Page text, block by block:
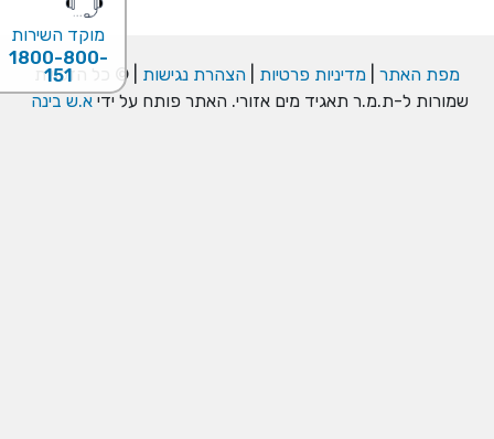
מוקד השירות
1800-800-
151
מפת האתר מדיניות פרטיות הצהרת נגישות | © כל הזכויות
שמורות ל-ת.מ.ר תאגיד מים אזורי. האתר פותח על ידיא.ש בינה